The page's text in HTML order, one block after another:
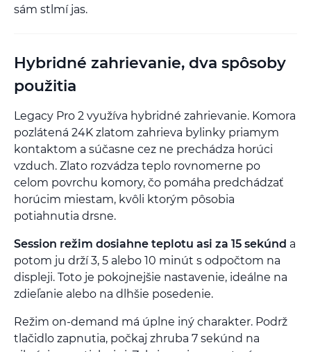
sám stlmí jas.
Hybridné zahrievanie, dva spôsoby
použitia
Legacy Pro 2 využíva hybridné zahrievanie. Komora
pozlátená 24K zlatom zahrieva bylinky priamym
kontaktom a súčasne cez ne prechádza horúci
vzduch. Zlato rozvádza teplo rovnomerne po
celom povrchu komory, čo pomáha predchádzať
horúcim miestam, kvôli ktorým pôsobia
potiahnutia drsne.
Session režim dosiahne teplotu asi za 15 sekúnd a
potom ju drží 3, 5 alebo 10 minút s odpočtom na
displeji. Toto je pokojnejšie nastavenie, ideálne na
zdieľanie alebo na dlhšie posedenie.
Režim on-demand má úplne iný charakter. Podrž
tlačidlo zapnutia, počkaj zhruba 7 sekúnd na